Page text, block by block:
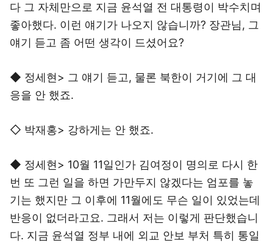
다 그 자체만으로 지금 윤석열 전 대통령이 박수치며
좋아했다. 이런 얘기가 나오지 않습니까? 장관님, 그
얘기 듣고 좀 어떤 생각이 드셨어요?
◆ 정세현> 그 얘기 듣고, 물론 북한이 거기에 그 대
응을 안 했죠.
◇ 박재홍> 강하게는 안 했죠.
◆ 정세현> 10월 11일인가 김여정이 명의로 다시 한
번 또 그런 일을 하면 가만두지 않겠다는 엄포를 놓
기는 했지만 그 이후에 11월에도 무슨 일이 있었는데
반응이 없더라고요. 그래서 저는 이렇게 판단했습니
다. 지금 윤석열 정부 내에 외교 안보 부처 특히 통일